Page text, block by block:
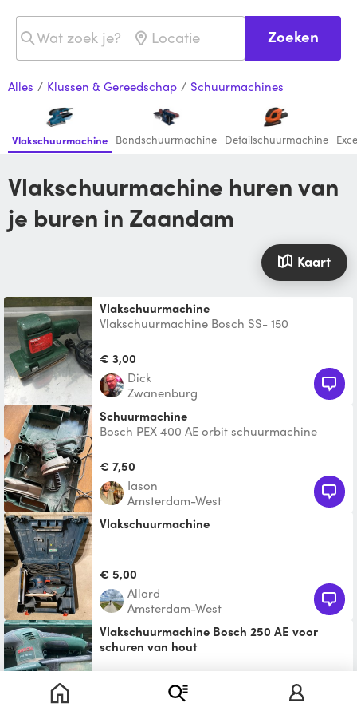
Zoeken
Alles / Klussen & Gereedschap / Schuurmachines
Vlakschuurmachine Bandschuurmachine Detailschuurmachine
Vlakschuurmachine huren van
je buren in Zaandam
Kaart
Vlakschuurmachine
Vlakschuurmachine Bosch SS- 150
€ 3,00
Dick
Zwanenburg
Schuurmachine
Bosch PEX 400 AE orbit schuurmachine
€ 7,50
Iason
Amsterdam-West
Vlakschuurmachine
€ 5,00
Allard
Amsterdam-West
Vlakschuurmachine Bosch 250 AE voor
schuren van hout
levert fijn schuurw